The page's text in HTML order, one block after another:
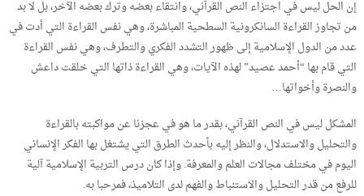
إن الحل ليس في اجتزاء النص القرآني، وانتقاء بعضه وترك بعضه الآخر، بل لا بد
من تجاوز القراءة السانكرونية السطحية المباشرة، وهي نفس القراءة التي أدت في
عدد من الدول الإسلامية إلى ظهور التشدد الفكري والتطرف، وهي نفس القراءة
التي قام بها “أحمد عصيد” لهذه الآيات، وهي القراءة ذاتها التي خلقت داعش
والنصرة وأخواتها…
المشكل ليس في النص القرآني، بقدر ما هو في عجزنا عن مواكبته بالقراءة
والتحليل والاستدلال، والنظر إليه بأحدث الطرق التي يشتغل بها الفكر الإنساني
اليوم في مختلف مجالات العلم والمعرفة. وإذا كان درس التربية الإسلامية آلية
للرفع من قدر التحليل والاستنباط والفهم لدى التلاميذ، فمرحبا به.